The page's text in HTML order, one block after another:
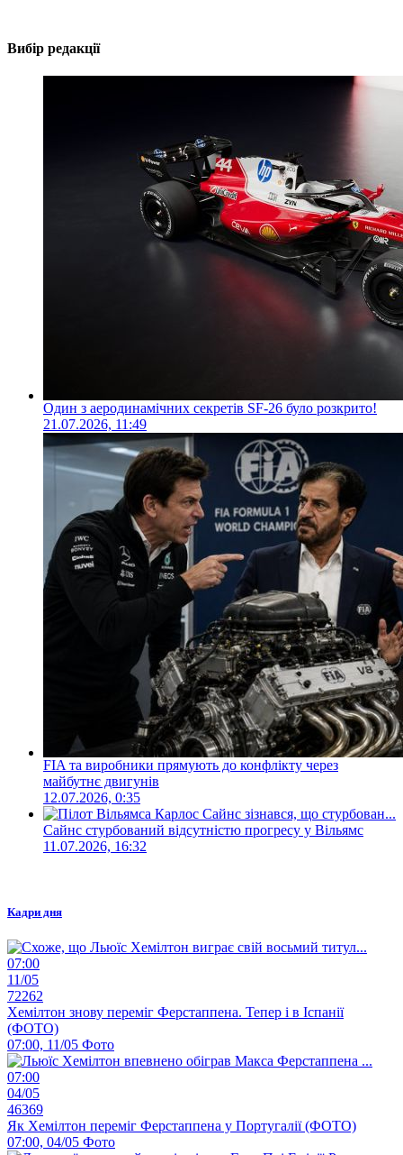
Вибір редакції
Один з аеродинамічних секретів SF-26 було розкрито!
21.07.2026, 11:49
FIA та виробники прямують до конфлікту через
майбутнє двигунів
12.07.2026, 0:35
Сайнс стурбований відсутністю прогресу у Вільямс
11.07.2026, 16:32
Кадри дня
07:00
11/05
72262
Хемілтон знову переміг Ферстаппена. Тепер і в Іспанії
(ФОТО)
07:00, 11/05 Фото
07:00
04/05
46369
Як Хемілтон переміг Ферстаппена у Португалії (ФОТО)
07:00, 04/05 Фото